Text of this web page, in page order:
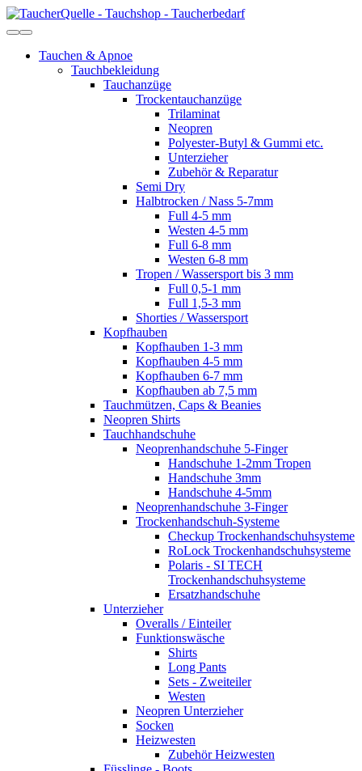
Tauchen & Apnoe
Tauchbekleidung
Tauchanzüge
Trockentauchanzüge
Trilaminat
Neopren
Polyester-Butyl & Gummi etc.
Unterzieher
Zubehör & Reparatur
Semi Dry
Halbtrocken / Nass 5-7mm
Full 4-5 mm
Westen 4-5 mm
Full 6-8 mm
Westen 6-8 mm
Tropen / Wassersport bis 3 mm
Full 0,5-1 mm
Full 1,5-3 mm
Shorties / Wassersport
Kopfhauben
Kopfhauben 1-3 mm
Kopfhauben 4-5 mm
Kopfhauben 6-7 mm
Kopfhauben ab 7,5 mm
Tauchmützen, Caps & Beanies
Neopren Shirts
Tauchhandschuhe
Neoprenhandschuhe 5-Finger
Handschuhe 1-2mm Tropen
Handschuhe 3mm
Handschuhe 4-5mm
Neoprenhandschuhe 3-Finger
Trockenhandschuh-Systeme
Checkup Trockenhandschuhsysteme
RoLock Trockenhandschuhsysteme
Polaris - SI TECH
Trockenhandschuhsysteme
Ersatzhandschuhe
Unterzieher
Overalls / Einteiler
Funktionswäsche
Shirts
Long Pants
Sets - Zweiteiler
Westen
Neopren Unterzieher
Socken
Heizwesten
Zubehör Heizwesten